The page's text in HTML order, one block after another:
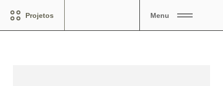
Projetos Menu